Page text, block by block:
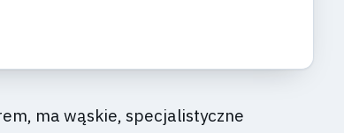
ma wąskie, specjalistyczne